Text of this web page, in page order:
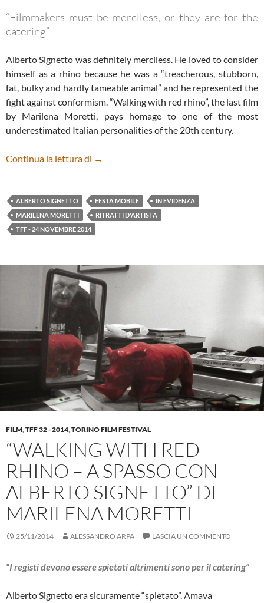
“Filmmakers must be merciless, or they are for the
catering”
Alberto Signetto was definitely merciless. He loved to consider
himself as a rhino because he was a “treacherous, stubborn,
fat, bulky and hardly tameable animal” and he represented the
fight against conformism. “Walking with red rhino”, the last film
by Marilena Moretti, pays homage to one of the most
underestimated Italian personalities of the 20th century.
Continua la lettura di WALKING WITH RED RHINO, A
→
ALBERTO SIGNETTO FESTA MOBILE
IN EVIDENZA
MARILENA MORETTI
RITRATTI D'ARTISTA
TFF - 24 NOVEMBRE 2014
FILM,TFF 32 - 2014,TORINO FILM FESTIVAL
“WALKING WITH RED
RHINO – A SPASSO CON
ALBERTO SIGNETTO” DI
MARILENA MORETTI
25/11/2014 ALESSANDRO ARPA LASCIA UN COMMENTO
“I registi devono essere spietati altrimenti sono per il catering”
Alberto Signetto era sicuramente “spietato”. Amava